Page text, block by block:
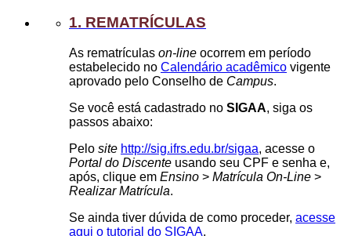
1. REMATRÍCULAS
As rematrículas on-line ocorrem em período
estabelecido no Calendário acadêmico vigente
aprovado pelo Conselho de Campus.
Se você está cadastrado no SIGAA, siga os
passos abaixo:
Pelo site http://sig.ifrs.edu.br/sigaa, acesse o
Portal do Discente usando seu CPF e senha e,
após, clique em Ensino > Matrícula On-Line >
Realizar Matrícula.
Se ainda tiver dúvida de como proceder, acesse
aqui o tutorial do SIGAA.